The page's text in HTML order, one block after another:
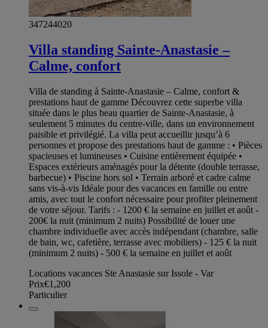
347244020
Villa standing Sainte-Anastasie –
Calme, confort
Villa de standing à Sainte-Anastasie – Calme, confort &
prestations haut de gamme Découvrez cette superbe villa
située dans le plus beau quartier de Sainte-Anastasie, à
seulement 5 minutes du centre-ville, dans un environnement
paisible et privilégié. La villa peut accueillir jusqu’à 6
personnes et propose des prestations haut de gamme : • Pièces
spacieuses et lumineuses • Cuisine entièrement équipée •
Espaces extérieurs aménagés pour la détente (double terrasse,
barbecue) • Piscine hors sol • Terrain arboré et cadre calme
sans vis-à-vis Idéale pour des vacances en famille ou entre
amis, avec tout le confort nécessaire pour profiter pleinement
de votre séjour. Tarifs : - 1200 € la semaine en juillet et août -
200€ la nuit (minimum 2 nuits) Possibilité de louer une
chambre individuelle avec accès indépendant (chambre, salle
de bain, wc, cafetière, terrasse avec mobiliers) - 125 € la nuit
(minimum 2 nuits) - 500 € la semaine en juillet et août
Locations vacances Ste Anastasie sur Issole - Var
Prix€1,200
Particulier